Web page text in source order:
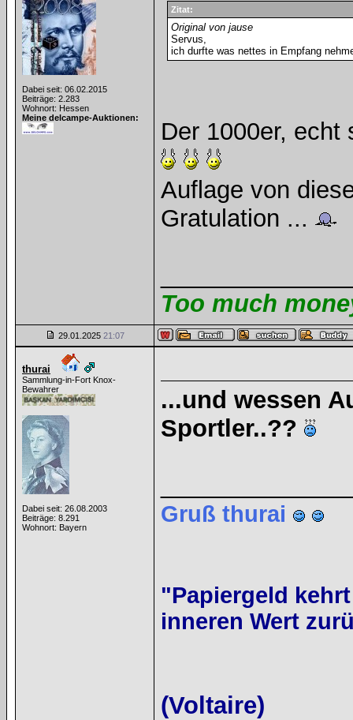
Dabei seit: 06.02.2015
Beiträge: 2.283
Wohnort: Hessen
Meine delcampe-Auktionen:
Zitat:
Original von jause
Servus,
ich durfte was nettes in Empfang
Der 1000er, echt
Auflage von
Gratulation ...
Too much
29.01.2025 21:07
thurai
Sammlung-in-Fort Knox-
Bewahrer
Dabei seit: 26.08.2003
Beiträge: 8.291
Wohnort: Bayern
...und wessen
Sportler..??
Gruß thurai
"Papiergeld
inneren Wert
(Voltaire)